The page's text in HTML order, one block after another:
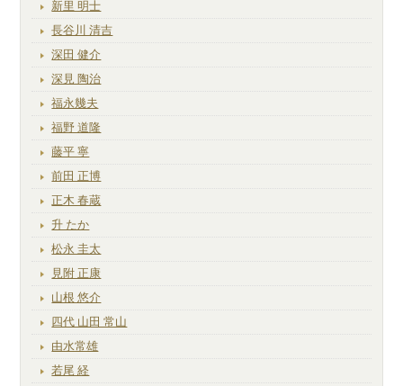
新里 明士
長谷川 清吉
深田 健介
深見 陶治
福永幾夫
福野 道隆
藤平 寧
前田 正博
正木 春蔵
升 たか
松永 圭太
見附 正康
山根 悠介
四代 山田 常山
由水常雄
若尾 経